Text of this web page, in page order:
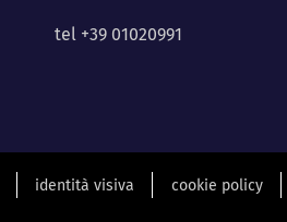
tel +39 01020991
identità visiva cookie policy